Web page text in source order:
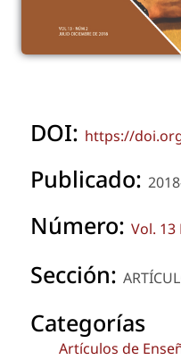
DOI: https://
Publicado:
Número: Vol. 13
Sección:
Categorías
Artículos de